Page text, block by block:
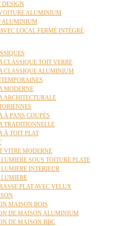
DESIGN
ALUMINIUM
ALUMINIUM
LOCAL FERMÉ INTÉGRÉ
CLASSIQUE TOIT VERRE
CLASSIQUE ALUMINIUM
MODERNE
ARCHITECTURALE
À PANS COUPÉS
TRADITIONNELLE
À TOIT PLAT
VITRE MODERNE
SOUS TOITURE PLATE
INTERIEUR
LUMIERE
PLAT AVEC VELUX
MAISON BOIS
DE MAISON ALUMINIUM
DE MAISON BBC